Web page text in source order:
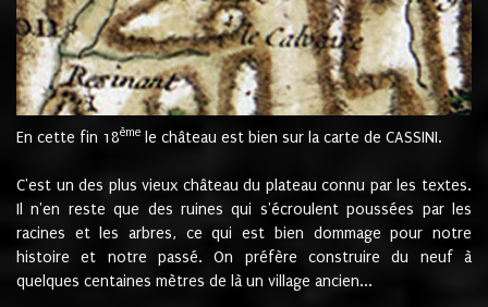
En cette fin 18ème le château est bien sur la carte de CASSINI.
C'est un des plus vieux château du plateau connu par les textes.
Il n'en reste que des ruines qui s'écroulent poussées par les
racines et les arbres, ce qui est bien dommage pour notre
histoire et notre passé. On préfère construire du neuf à
quelques centaines mètres de là un village ancien...